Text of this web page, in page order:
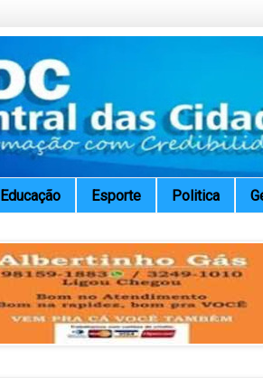
Educação Esporte Politica